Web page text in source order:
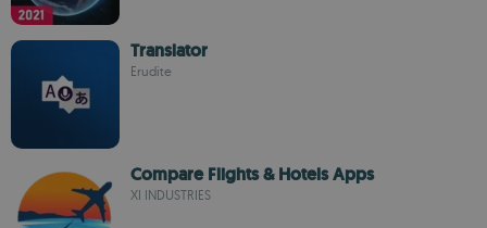
Translator
Erudite
Compare Flights & Hotels Apps
XI INDUSTRIES